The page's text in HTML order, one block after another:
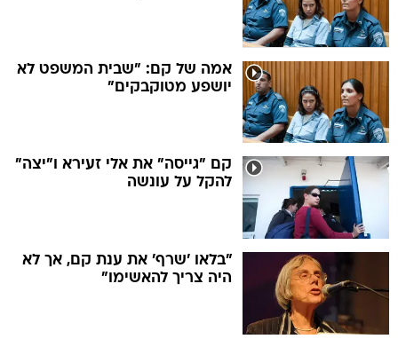
אמה של קם: "שבית המשפט לא
יושפע מטוקבקים"
קם "גייסה" את אלי זעירא ו"יצה"
להקל על עונשה
"בלאו 'שרף' את ענת קם, אך לא
היה צריך להאשימו"